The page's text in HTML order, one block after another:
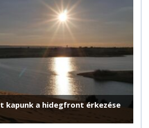
kapunk a hidegfront érkezése